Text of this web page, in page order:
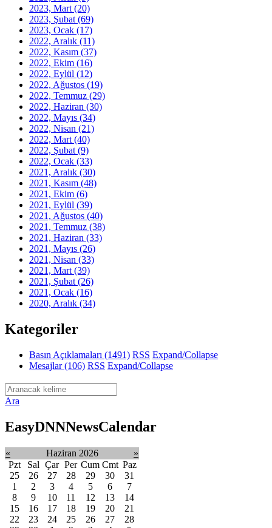
2023, Mart (20)
2023, Şubat (69)
2023, Ocak (17)
2022, Aralık (11)
2022, Kasım (37)
2022, Ekim (16)
2022, Eylül (12)
2022, Ağustos (19)
2022, Temmuz (29)
2022, Haziran (30)
2022, Mayıs (34)
2022, Nisan (21)
2022, Mart (40)
2022, Şubat (9)
2022, Ocak (33)
2021, Aralık (30)
2021, Kasım (48)
2021, Ekim (6)
2021, Eylül (39)
2021, Ağustos (40)
2021, Temmuz (38)
2021, Haziran (33)
2021, Mayıs (26)
2021, Nisan (33)
2021, Mart (39)
2021, Şubat (26)
2021, Ocak (16)
2020, Aralık (34)
Kategoriler
Basın Açıklamaları (1491) RSS Expand/Collapse
Mesajlar(106) RSS Expand/Collapse
Ara
EasyDNNNewsCalendar
« Haziran 2026
»
Pzt
Sal Çar Per Cum Cmt Paz
25
26 27 28 29 30
31
1
2 3 4 5 6
7
8
9 10 11 12 13
14
15
16 17 18 19 20
21
22
23 24 25 26 27
28